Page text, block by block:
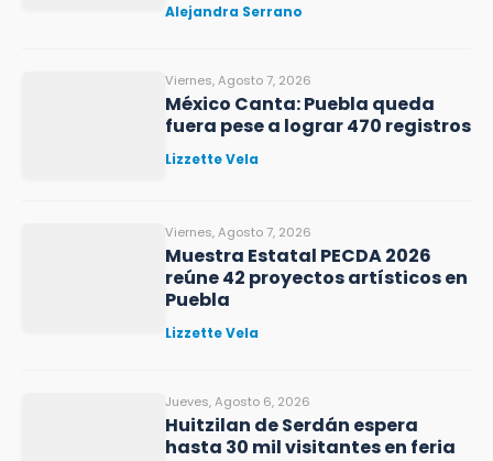
Alejandra Serrano
Viernes, Agosto 7, 2026
México Canta: Puebla queda
fuera pese a lograr 470 registros
Lizzette Vela
Viernes, Agosto 7, 2026
Muestra Estatal PECDA 2026
reúne 42 proyectos artísticos en
Puebla
Lizzette Vela
Jueves, Agosto 6, 2026
Huitzilan de Serdán espera
hasta 30 mil visitantes en feria